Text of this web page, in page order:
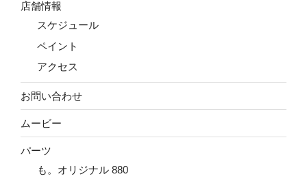
店舗情報
スケジュール
ペイント
アクセス
お問い合わせ
ムービー
パーツ
も。オリジナル 880